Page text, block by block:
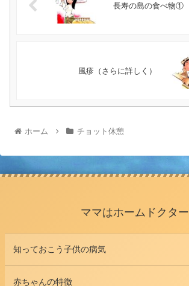
長寿の島の食べ物①
風疹（さらに詳しく）
ホーム チョット休憩
ママはホームドクター
知っておこう子供の病気
赤ちゃんの特徴